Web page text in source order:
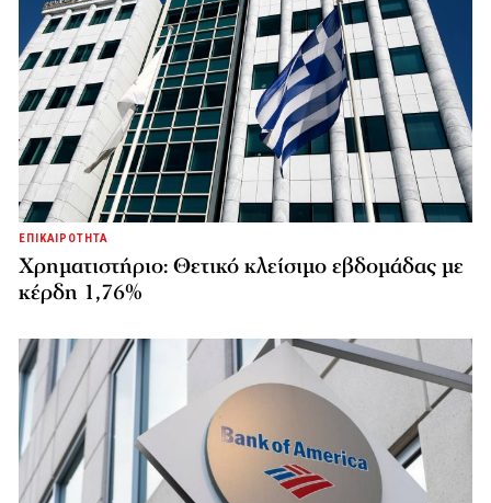
ΕΠΙΚΑΙΡΟΤΗΤΑ
Χρηματιστήριο: Θετικό κλείσιμο εβδομάδας με
κέρδη 1,76%